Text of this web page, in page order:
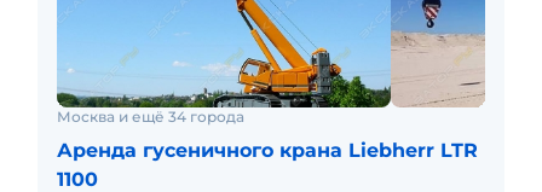
Москва и ещё 34 города
Аренда гусеничного крана Liebherr LTR
1100